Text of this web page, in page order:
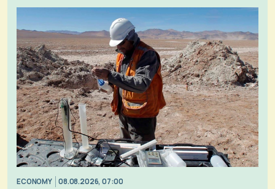
ECONOMY 08.08.2026, 07:00